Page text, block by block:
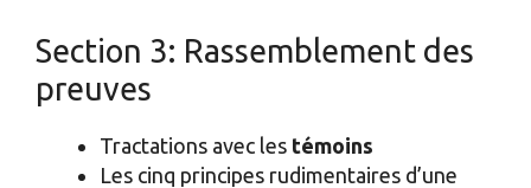
Section 3: Rassemblement des
preuves
Tractations avec les témoins
Les cinq principes rudimentaires d’une